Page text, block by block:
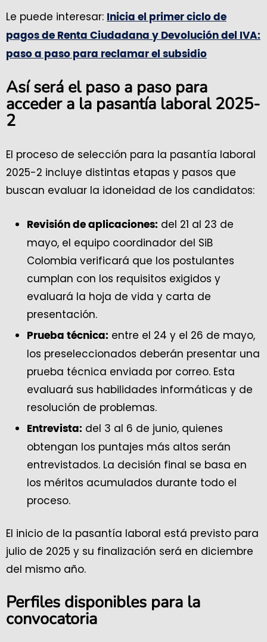
Le puede interesar:
Inicia el primer ciclo de
pagos de Renta Ciudadana y Devolución del IVA:
paso a paso para reclamar el subsidio
Así será el paso a paso para
acceder a la pasantía laboral 2025-
2
El proceso de selección para la pasantía laboral
2025-2 incluye distintas etapas y pasos que
buscan evaluar la idoneidad de los candidatos:
Revisión de aplicaciones: del 21 al 23 de
mayo, el equipo coordinador del SiB
Colombia verificará que los postulantes
cumplan con los requisitos exigidos y
evaluará la hoja de vida y carta de
presentación.
Prueba técnica: entre el 24 y el 26 de mayo,
los preseleccionados deberán presentar una
prueba técnica enviada por correo. Esta
evaluará sus habilidades informáticas y de
resolución de problemas.
Entrevista: del 3 al 6 de junio, quienes
obtengan los puntajes más altos serán
entrevistados. La decisión final se basa en
los méritos acumulados durante todo el
proceso.
El inicio de la pasantía laboral está previsto para
julio de 2025 y su finalización será en diciembre
del mismo año.
Perfiles disponibles para la
convocatoria